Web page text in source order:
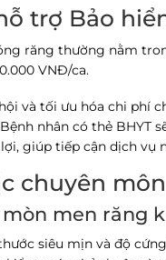
trợ Bảo
răng thường nằm
VNĐ/ca.
và tối ưu hóa chi phí
nhân có thẻ BHYT
giúp tiếp cận dịch vụ
chuyên
men răng
siêu mịn và độ